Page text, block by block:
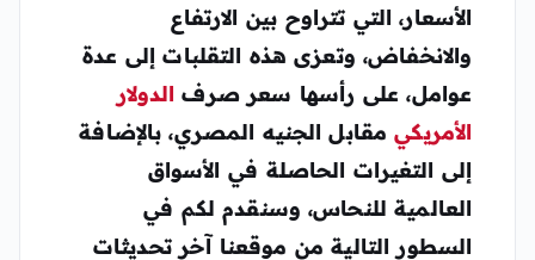
الأسعار، التي تتراوح بين الارتفاع
والانخفاض، وتعزى هذه التقلبات إلى عدة
عوامل، على رأسها سعر صرف الدولار
الأمريكيمقابل الجنيه المصري، بالإضافة
إلى التغيرات الحاصلة في الأسواق
العالمية للنحاس، وسنقدم لكم في
السطور التالية من موقعنا آخر تحديثات